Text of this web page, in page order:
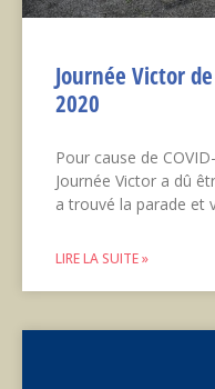
Journée Victor
2020
Pour cause de
Journée Victor a dû
a trouvé la parade et
LIRE LA SUITE »